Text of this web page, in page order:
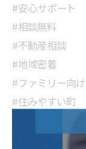
#安心サポート
#相談無料
#不動産相談
#地域密着
#ファミリー向け
#住みやすい町
#お客様第一